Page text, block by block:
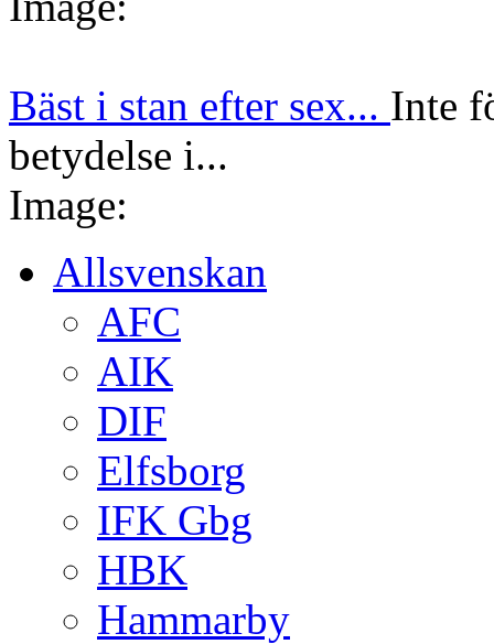
Bäst i stan efter sex... Inte
betydelse i...
Image:
Allsvenskan
AFC
AIK
DIF
Elfsborg
IFK Gbg
HBK
Hammarby